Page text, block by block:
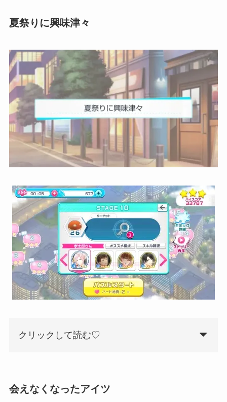
夏祭りに興味津々
クリックして読む♡
会えなくなったアイツ